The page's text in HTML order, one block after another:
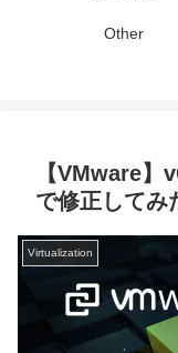
Other
【VMware
で修正してみ
Virtualization